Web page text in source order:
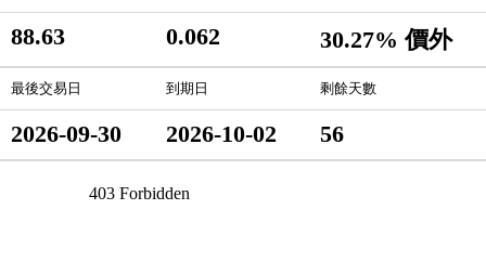
88.63 0.062 30.27% 價外
最後交易日 到期日 剩餘天數
2026-09-30 2026-10-02 56